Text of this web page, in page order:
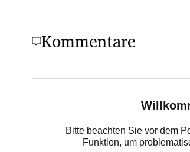
Kommentare